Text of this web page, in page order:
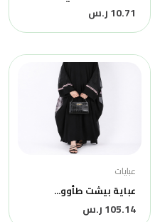
10.71 ر.س
عبايات
عباية بيشت طأوو...
105.14 ر.س